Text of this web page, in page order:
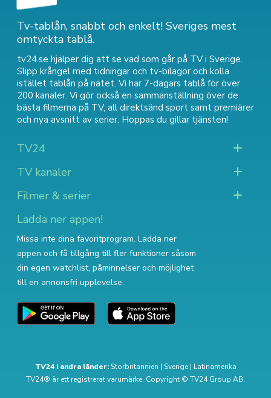
Tv-tablån, snabbt och enkelt! Sveriges mest
omtyckta tablå.
tv24.se hjälper dig att se vad som går på TV i Sverige.
Slipp krångel med tidningar och tv-bilagor och kolla
istället tablån på nätet. Vi har 7-dagars tablå för över
200 kanaler. Vi gör också en sammanställning över de
bästa filmerna på TV, all direktsänd sport samt premiärer
och nya avsnitt av serier. Hoppas du gillar tjänsten!
TV24
TV kanaler
Filmer & serier
Ladda ner appen!
Missa inte dina favoritprogram. Ladda ner
appen och få tillgång till fler funktioner såsom
din egen watchlist, påminnelser och möjlighet
till en annonsfri upplevelse.
TV24 i andra länder: Storbritannien | Sverige| Latinamerika
TV24® är ett registrerat varumärke. Copyright © TV24 Group AB.